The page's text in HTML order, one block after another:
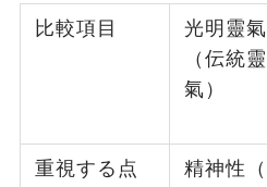
比較項目
光明靈
（伝統靈
氣）
重視する点
精神性